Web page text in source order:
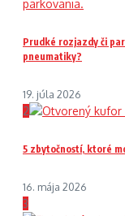
Prudké rozjazdy či
pneumatiky?
19. júla 2026
2
5 zbytočností, ktoré
16. mája 2026
3